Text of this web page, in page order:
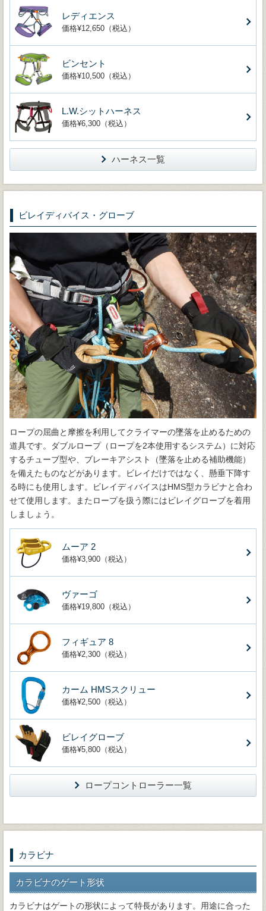
レディエンス
価格¥12,650（税込）
ビンセント
価格¥10,500（税込）
L.W.シットハーネス
価格¥6,300（税込）
ハーネス一覧
ビレイディバイス・グローブ
ロープの屈曲と摩擦を利用してクライマーの墜落を止めるための
道具です。ダブルロープ（ロープを2本使用するシステム）に対応
するチューブ型や、ブレーキアシスト（墜落を止める補助機能）
を備えたものなどがあります。ビレイだけではなく、懸垂下降す
る時にも使用します。ビレイディバイスはHMS型カラビナと合わ
せて使用します。またロープを扱う際にはビレイグローブを着用
しましょう。
ムーア 2
価格¥3,900（税込）
ヴァーゴ
価格¥19,800（税込）
フィギュア 8
価格¥2,300（税込）
カーム HMSスクリュー
価格¥2,500（税込）
ビレイグローブ
価格¥5,800（税込）
ロープコントローラー一覧
カラビナ
カラビナのゲート形状
カラビナはゲートの形状によって特長があります。用途に合った